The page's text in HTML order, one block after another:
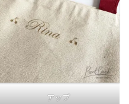
アップ